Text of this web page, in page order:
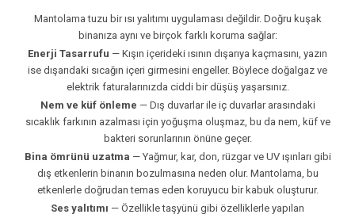
Mantolama tuzu bir ısı yalıtımı uygulaması değildir. Doğru kuşak
binanıza aynı ve birçok farklı koruma sağlar:
Enerji Tasarrufu — Kışın içerideki ısının dışarıya kaçmasını, yazın
ise dışarıdaki sıcağın içeri girmesini engeller. Böylece doğalgaz ve
elektrik faturalarınızda ciddi bir düşüş yaşarsınız.
Nem ve küf önleme — Dış duvarlar ile iç duvarlar arasındaki
sıcaklık farkının azalması için yoğuşma oluşmaz, bu da nem, küf ve
bakteri sorunlarının önüne geçer.
Bina ömrünü uzatma — Yağmur, kar, don, rüzgar ve UV ışınları gibi
dış etkenlerin binanın bozulmasına neden olur. Mantolama, bu
etkenlerle doğrudan temas eden koruyucu bir kabuk oluşturur.
Ses yalıtımı — Özellikle taşyünü gibi özelliklerle yapılan